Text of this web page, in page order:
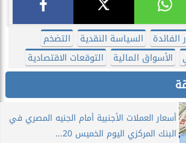
الفائدة السياسة النقدية
التضخم
الأسواق المالية التوقعات الاقتصادية
أسعار العملات الأجنبية أمام الجنيه المصري في
البنك المركزي اليوم الخميس 20...